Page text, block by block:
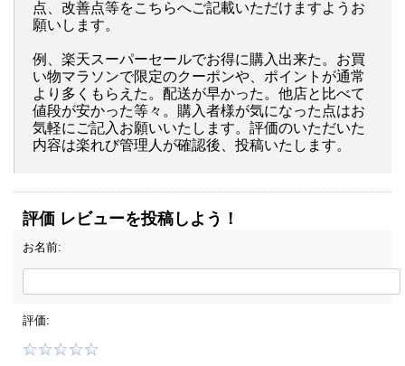
点、改善点等をこちらへご記載いただけますようお
願いします。
例、楽天スーパーセールでお得に購入出来た。お買
い物マラソンで限定のクーポンや、ポイントが通常
より多くもらえた。配送が早かった。他店と比べて
値段が安かった等々。購入者様が気になった点はお
気軽にご記入お願いいたします。評価のいただいた
内容は楽れび管理人が確認後、投稿いたします。
評価 レビューを投稿しよう！
お名前:
評価: